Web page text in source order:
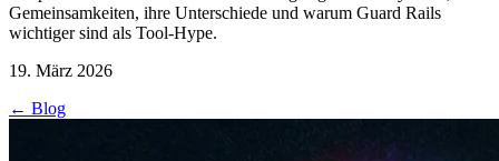
Gemeinsamkeiten, ihre Unterschiede und warum Guard Rails
wichtiger sind als Tool-Hype.
19. März 2026
← Blog